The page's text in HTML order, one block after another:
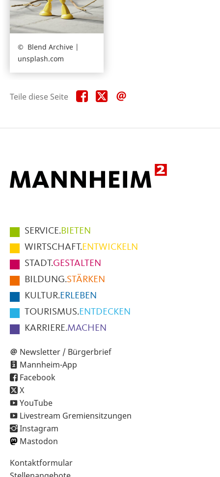
Blend Archive |
unsplash.com
Teile diese Seite Teile
diese
Teile
diese
Hauptmenüpunkte
im
Fußbereich
der
Seite
SERVICE.BIETEN
WIRTSCHAFT.ENTWICKELN
STADT.GESTALTEN
BILDUNG.STÄRKEN
KULTUR.ERLEBEN
TOURISMUS.ENTDECKEN
KARRIERE.MACHEN
Newsletter / Bürgerbrief
Mannheim-App
Facebook
X
YouTube
Livestream Gremiensitzungen
Instagram
Mastodon
Sekundärnavigation
Kontaktformular